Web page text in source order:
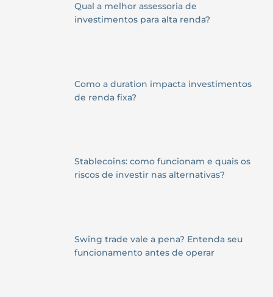
Qual a melhor assessoria de
investimentos para alta renda?
Como a duration impacta investimentos
de renda fixa?
Stablecoins: como funcionam e quais os
riscos de investir nas alternativas?
Swing trade vale a pena? Entenda seu
funcionamento antes de operar